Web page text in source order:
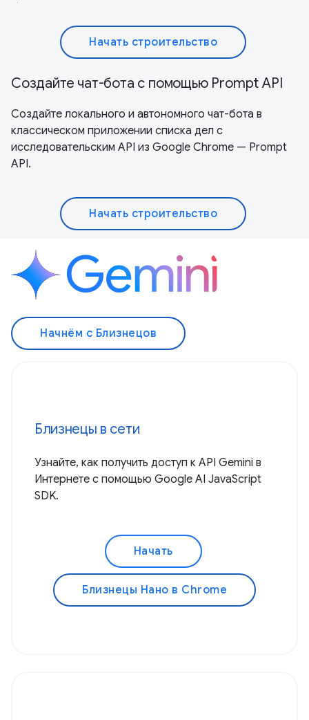
Начать строительство
Создайте чат-бота с помощью Prompt API
Создайте локального и автономного чат-бота в
классическом приложении списка дел с
исследовательским API из Google Chrome — Prompt
API.
Начать строительство
Начнём с Близнецов
Близнецы в сети
Узнайте, как получить доступ к API Gemini в
Интернете с помощью Google AI JavaScript
SDK.
Начать
Близнецы Нано в Chrome